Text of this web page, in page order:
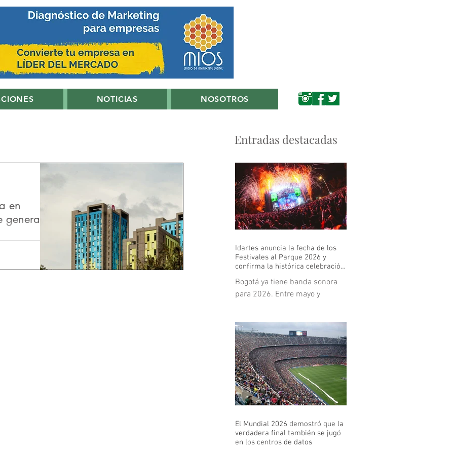
NOTICIAS NOSOTROS
en
Entradas destacadas
Idartes anuncia la fecha de los
Festivales al Parque 2026 y
confirma la histórica celebración
Bogotá ya tiene banda sonora
para 2026. Entre mayo y
para recibir una nueva edición
de los Festivales al Parque,
política cultural que se
mantiene firme y en expansión
bajo el liderazgo del Instituto
Distrital de las Artes - Idartes.
La programación comenzará el
al Parque en el Parque de los
Novios y se extenderá hasta el
El Mundial 2026 demostró que la
verdadera final también se jugó
en los centros de datos